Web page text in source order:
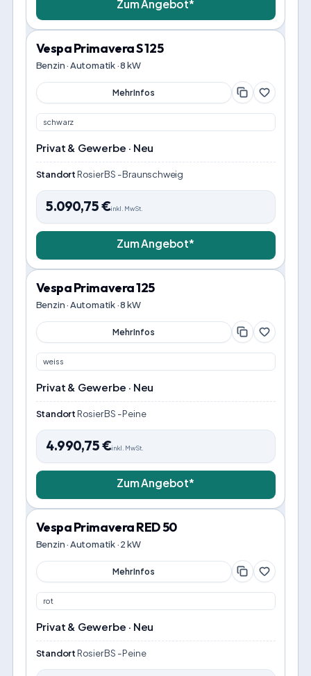
Zum Angebot*
Vespa Primavera S 125
Benzin · Automatik · 8 kW
Mehr Infos
schwarz
Privat & Gewerbe · Neu
Standort Rosier BS - Braunschweig
5.090,75€inkl. MwSt.
Zum Angebot*
Vespa Primavera 125
Benzin · Automatik · 8 kW
Mehr Infos
weiss
Privat & Gewerbe · Neu
Standort Rosier BS - Peine
4.990,75€inkl. MwSt.
Zum Angebot*
Vespa Primavera RED 50
Benzin · Automatik · 2 kW
Mehr Infos
rot
Privat & Gewerbe · Neu
Standort Rosier BS - Peine